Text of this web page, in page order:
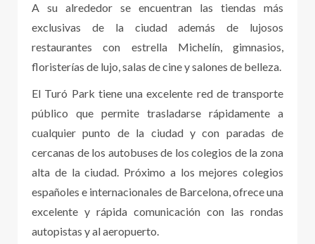
A su alrededor se encuentran las tiendas más
exclusivas de la ciudad además de lujosos
restaurantes con estrella Michelín, gimnasios,
floristerías de lujo, salas de cine y salones de belleza.
El Turó Park tiene una excelente red de transporte
público que permite trasladarse rápidamente a
cualquier punto de la ciudad y con paradas de
cercanas de los autobuses de los colegios de la zona
alta de la ciudad. Próximo a los mejores colegios
españoles e internacionales de Barcelona, ofrece una
excelente y rápida comunicación con las rondas
autopistas y al aeropuerto.